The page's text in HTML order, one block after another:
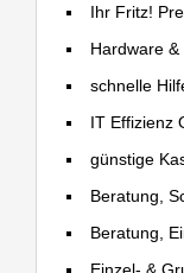
Ihr Fritz!
Hardware
schnelle
IT Effizienz
günstige
Beratung,
Beratung,
Einzel- &